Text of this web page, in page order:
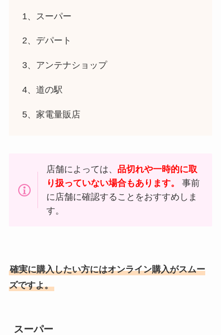
1、スーパー
2、デパート
3、アンテナショップ
4、道の駅
5、家電量販店
店舗によっては、 品切れや一時的に取
り扱っていない場合もあります。
事前
に店舗に確認することをおすすめしま
す。
確実に購入したい方にはオンライン購入がスムー
ズですよ。
スーパー